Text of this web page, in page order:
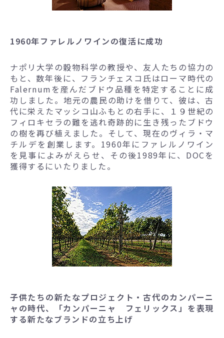
1960年ファレルノワインの復活に成功
ナポリ大学の穀物科学の教授や、友人たちの協力の
もと、数年後に、フランチェスコ氏はローマ時代の
Falernumを産んだブドウ品種を特定することに成
功しました。地元の農民の助けを借りて、彼は、古
代に栄えたマッシコ山ふもとの右手に、１９世紀の
フィロキセラの難を逃れ奇跡的に生き残ったブドウ
の樹を再び植えました。そして、現在のヴィラ・マ
チルデを創業します。1960年にファレルノワイン
を見事によみがえらせ、その後1989年に、DOCを
獲得するにいたりました。
子供たちの新たなプロジェクト・古代のカンパーニ
ャの時代、「カンパーニャ フェリックス」を表現
する新たなブランドの立ち上げ